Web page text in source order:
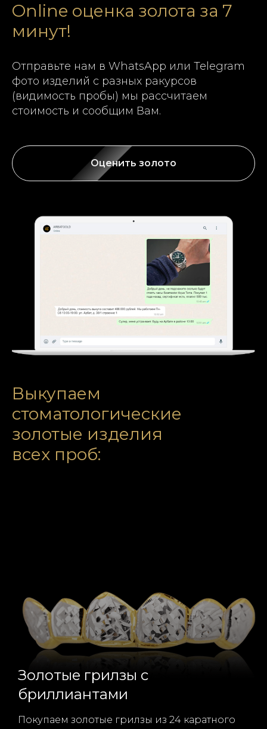
Online оценка золота за 7
минут!
Отправьте нам в WhatsApp или Telegram
фото изделий с разных ракурсов
(видимость пробы) мы рассчитаем
стоимость и сообщим Вам.
Оценить золото
Выкупаем
стоматологические
золотые изделия
всех проб:
Золотые грилзы с
бриллиантами
Покупаем золотые грилзы из 24 каратного